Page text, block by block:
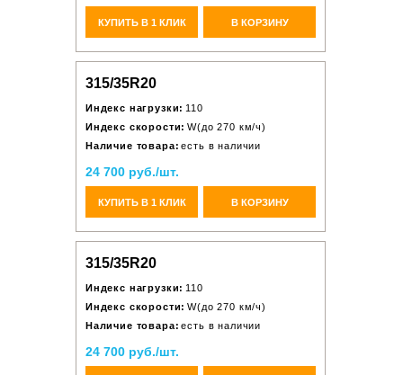
КУПИТЬ В 1 КЛИК В КОРЗИНУ
315/35R20
Индекс нагрузки: 110
Индекс скорости: W(до 270 км/ч)
Наличие товара: есть в наличии
24 700 руб./шт.
КУПИТЬ В 1 КЛИК В КОРЗИНУ
315/35R20
Индекс нагрузки: 110
Индекс скорости: W(до 270 км/ч)
Наличие товара: есть в наличии
24 700 руб./шт.